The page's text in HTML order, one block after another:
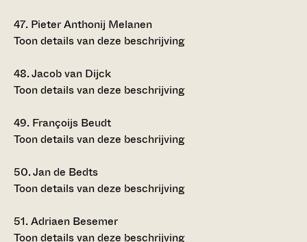
47. Pieter Anthonij Melanen
Toon details van deze beschrijving
48.Jacob van Dijck
Toon details van deze beschrijving
49. Françoijs Beudt
Toon details van deze beschrijving
50.Jan de Bedts
Toon details van deze beschrijving
51.Adriaen Besemer
Toon details van deze beschrijving